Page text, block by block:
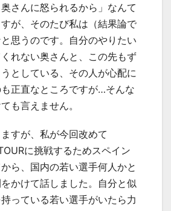
さんに怒られるから」なんて
が、そのたび私は（結果論で
思うのです。自分のやりたい
れない奥さんと、この先もず
としている、その人が心配に
正直なところですが…そんな
も言えません。
すが、私が今回改めて
に挑戦するためスペイン
ら、国内の若い選手何人かと
かけて話しました。自分と似
っている若い選手がいたら力